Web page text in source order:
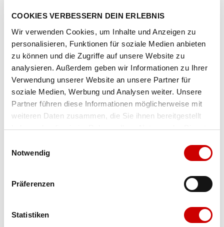
COOKIES VERBESSERN DEIN ERLEBNIS
Wir verwenden Cookies, um Inhalte und Anzeigen zu
personalisieren, Funktionen für soziale Medien anbieten
zu können und die Zugriffe auf unsere Website zu
analysieren. Außerdem geben wir Informationen zu Ihrer
Verwendung unserer Website an unsere Partner für
soziale Medien, Werbung und Analysen weiter. Unsere
Partner führen diese Informationen möglicherweise mit
weiteren Daten zusammen, die Sie ihnen bereitgestellt
haben oder die sie im Rahmen Ihrer Nutzung der Dienste
Notwendig
Präferenzen
Statistiken
Artikel-Nr.149708-slt
Farbe slt
IN DEN WARENKORB